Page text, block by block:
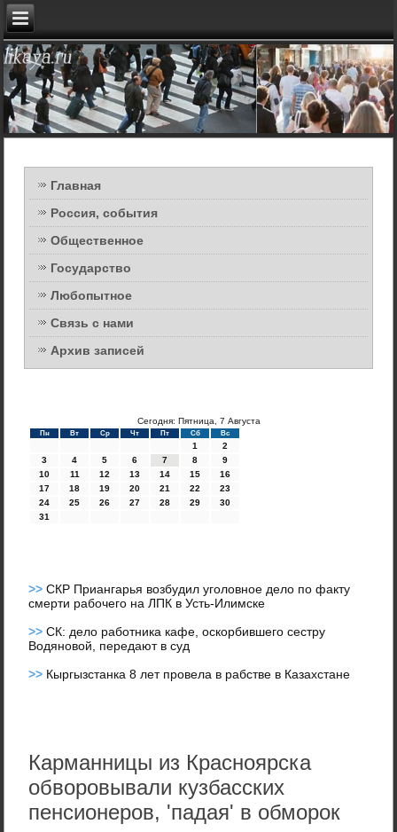
Главная
Россия, события
Общественное
Государство
Любопытное
Связь с нами
Архив записей
Сегодня: Пятница, 7 Августа
Пн Вт Ср Чт Пт Сб Вс
1
2
3
4 5 6 7 8
9
10
11 12 13 14 15
16
17
18 19 20 21 22
23
24
25 26 27 28 29
30
31
>>СКР Приангарья возбудил уголовное дело по факту
смерти рабочего на ЛПК в Усть-Илимске
>>СК: дело работника кафе, оскорбившего сестру
Водяновой, передают в суд
>> Кыргызстанка 8 лет провела в рабстве в Казахстане
Карманницы из Красноярска
обворовывали кузбасских
пенсионеров, 'падая' в обморок